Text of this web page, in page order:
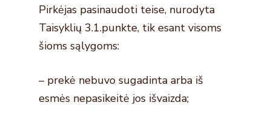
Pirkėjas pasinaudoti teise, nurodyta
Taisyklių 3.1.punkte, tik esant visoms
šioms sąlygoms:
– prekė nebuvo sugadinta arba iš
esmės nepasikeitė jos išvaizda;